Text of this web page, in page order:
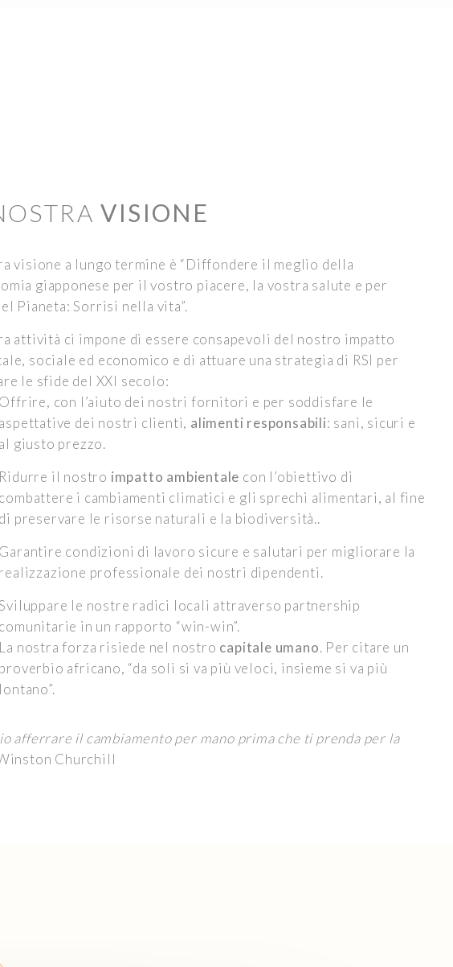
VISIONE
visione a lungo termine è “Diffondere il meglio della
giapponese per il vostro piacere, la vostra salute e per
Pianeta: Sorrisi nella vita”.
attività ci impone di essere consapevoli del nostro impatto
sociale ed economico e di attuare una strategia di RSI per
le sfide del XXI secolo:
Offrire, con l’aiuto dei nostri fornitori e per soddisfare le
aspettative dei nostri clienti, alimenti responsabili: sani, sicuri e
al giusto prezzo.
Ridurre il nostro impatto ambientale con l’obiettivo di
combattere i cambiamenti climatici e gli sprechi alimentari, al fine
di preservare le risorse naturali e la biodiversità..
Garantire condizioni di lavoro sicure e salutari per migliorare la
realizzazione professionale dei nostri dipendenti.
le nostre radici locali attraverso partnership
comunitarie in un rapporto “win-win”.
La nostra forza risiede nel nostro capitale umano. Per citare un
proverbio africano, “da soli si va più veloci, insieme si va più
lontano”.
afferrare il cambiamento per mano prima che ti prenda per la
Churchill